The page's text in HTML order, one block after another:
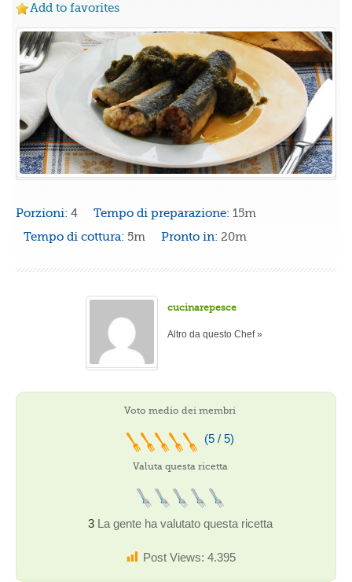
Add to favorites
Porzioni: 4 Tempo di preparazione: 15m
Tempo di cottura: 5m Pronto in: 20m
cucinarepesce
Altro da questo Chef »
Voto medio dei membri
(5 / 5)
Valuta questa ricetta
3 La gente ha valutato questa ricetta
Post Views: 4.395